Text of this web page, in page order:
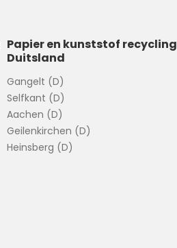
Papier en kunststof recycling
Duitsland
Gangelt (D)
Selfkant (D)
Aachen (D)
Geilenkirchen (D)
Heinsberg (D)